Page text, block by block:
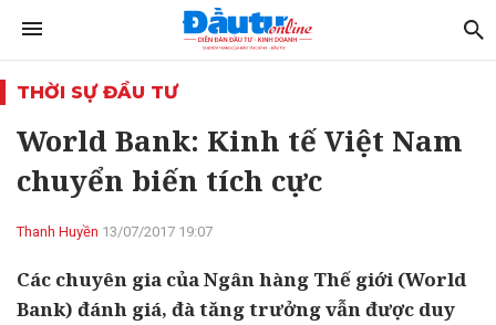
THỜI SỰ ĐẦU TƯ
World Bank: Kinh tế Việt Nam
chuyển biến tích cực
Thanh Huyền 13/07/2017 19:07
Các chuyên gia của Ngân hàng Thế giới (World
Bank) đánh giá, đà tăng trưởng vẫn được duy